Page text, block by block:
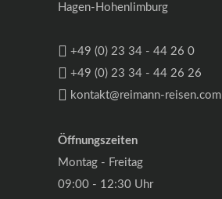
Hagen-Hohenlimburg
+49 (0) 23 34 - 44 26 0
+49 (0) 23 34 - 44 26 26
kontakt@reimann-reisen.com
Öffnungszeiten
Montag - Freitag
09:00 - 12:30 Uhr